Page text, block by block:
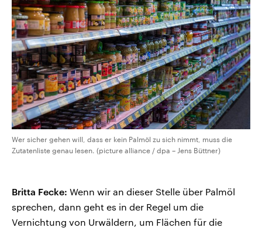
Wer sicher gehen will, dass er kein Palmöl zu sich nimmt, muss die
Zutatenliste genau lesen. (picture alliance / dpa – Jens Büttner)
Britta Fecke: Wenn wir an dieser Stelle über Palmöl
sprechen, dann geht es in der Regel um die
Vernichtung von Urwäldern, um Flächen für die